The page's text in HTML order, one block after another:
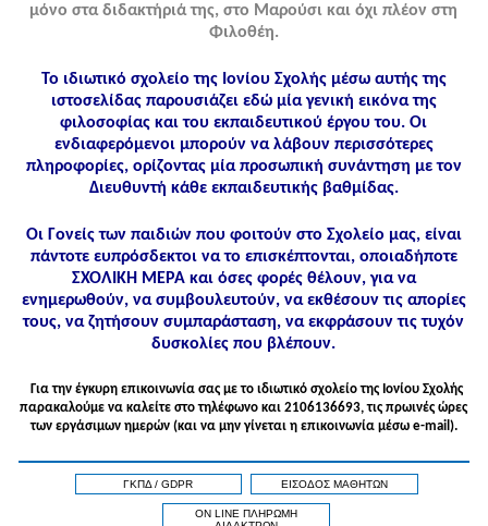
μόνο στα διδακτήριά της, στο Μαρούσι και όχι πλέον στη
Φιλοθέη.
Το ιδιωτικό σχολείο της Ιονίου Σχολής μέσω αυτής της
ιστοσελίδας παρουσιάζει εδώ μία γενική εικόνα της
φιλοσοφίας και του εκπαιδευτικού έργου του. Οι
ενδιαφερόμενοι μπορούν να λάβουν περισσότερες
πληροφορίες, ορίζοντας μία προσωπική συνάντηση με τον
Διευθυντή κάθε εκπαιδευτικής βαθμίδας.
Οι Γονείς των παιδιών που φοιτούν στο Σχολείο μας, είναι
πάντοτε ευπρόσδεκτοι να το επισκέπτονται, οποιαδήποτε
ΣΧΟΛΙΚΗ ΜΕΡΑ και όσες φορές θέλουν, για να
ενημερωθούν, να συμβουλευτούν, να εκθέσουν τις απορίες
τους, να ζητήσουν συμπαράσταση, να εκφράσουν τις τυχόν
δυσκολίες που βλέπουν.
Για την έγκυρη επικοινωνία σας με το ιδιωτικό σχολείο της Ιονίου Σχολής
παρακαλούμε να καλείτε στo τηλέφωνo και 2106136693, τις πρωινές ώρες
των εργάσιμων ημερών (και να μην γίνεται η επικοινωνία μέσω e-mail).
ΓΚΠΔ / GDPR ΕΙΣΟΔΟΣ ΜΑΘΗΤΩΝ
ON LINE ΠΛΗΡΩΜΗ